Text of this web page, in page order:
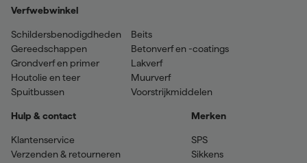
Verfwebwinkel
Schildersbenodigdheden
Gereedschappen
Grondverf en primer
Houtolie en teer
Spuitbussen
Beits
Betonverf en -coatings
Lakverf
Muurverf
Voorstrijkmiddelen
Hulp & contact
Klantenservice
Verzenden & retourneren
Merken
SPS
Sikkens